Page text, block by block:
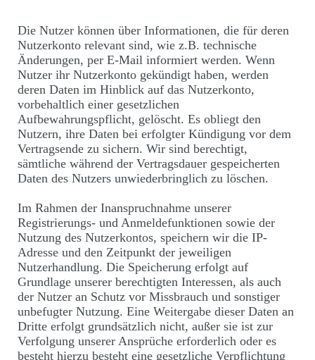
Die Nutzer können über Informationen, die für deren
Nutzerkonto relevant sind, wie z.B. technische
Änderungen, per E-Mail informiert werden. Wenn
Nutzer ihr Nutzerkonto gekündigt haben, werden
deren Daten im Hinblick auf das Nutzerkonto,
vorbehaltlich einer gesetzlichen
Aufbewahrungspflicht, gelöscht. Es obliegt den
Nutzern, ihre Daten bei erfolgter Kündigung vor dem
Vertragsende zu sichern. Wir sind berechtigt,
sämtliche während der Vertragsdauer gespeicherten
Daten des Nutzers unwiederbringlich zu löschen.
Im Rahmen der Inanspruchnahme unserer
Registrierungs- und Anmeldefunktionen sowie der
Nutzung des Nutzerkontos, speichern wir die IP-
Adresse und den Zeitpunkt der jeweiligen
Nutzerhandlung. Die Speicherung erfolgt auf
Grundlage unserer berechtigten Interessen, als auch
der Nutzer an Schutz vor Missbrauch und sonstiger
unbefugter Nutzung. Eine Weitergabe dieser Daten an
Dritte erfolgt grundsätzlich nicht, außer sie ist zur
Verfolgung unserer Ansprüche erforderlich oder es
besteht hierzu besteht eine gesetzliche Verpflichtung